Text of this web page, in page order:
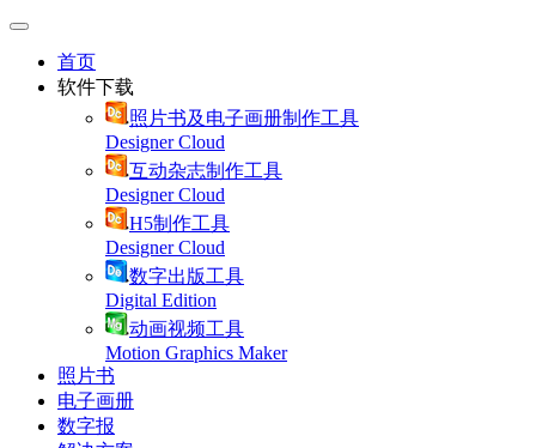
首页
软件下载
照片书及电子画册制作工具
Designer Cloud
互动杂志制作工具
Designer Cloud
H5制作工具
Designer Cloud
数字出版工具
Digital Edition
动画视频工具
Motion Graphics Maker
照片书
电子画册
数字报